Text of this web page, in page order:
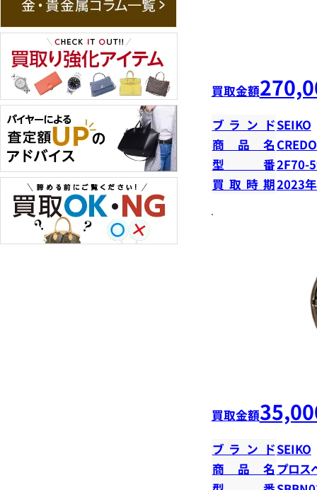
買取金額
ブランドSEIKO
商品名
型番2F70-
買取時期2023
買取金額
ブランドSEIKO
商品名 プロス